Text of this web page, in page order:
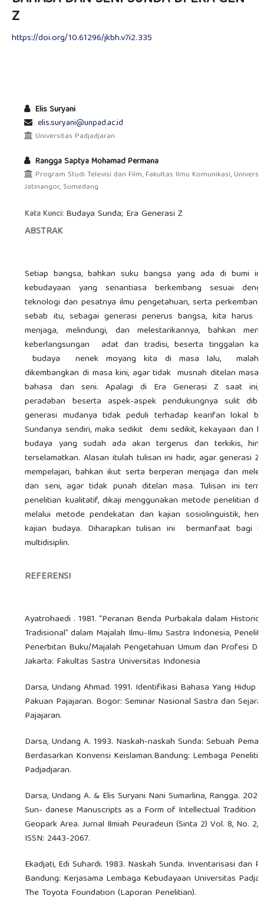
Z
https://doi.org/10.61296/jkbh.v7i2.335
Elis Suryani
elis.suryani@unpad.ac.id
Universitas Padjadjaran
Rangga Saptya Mohamad Permana
Program Studi Televisi dan Film, Fakultas Ilmu Komunikasi,
Jatinangor, Sumedang
Kata Kunci: Budaya Sunda; Era Generasi Z
ABSTRAK
Setiap bangsa, bahkan suku bangsa yang ada di bumi
kebudayaan yang senantiasa berkembang sesuai
teknologi dan pesatnya ilmu pengetahuan, serta
sebab itu, sebagai generasi penerus bangsa, kita harus
menjaga, melindungi, dan melestarikannya, bahkan
keberlangsungan adat dan tradisi, beserta tinggalan
budaya nenek moyang kita di masa lalu,
dikembangkan di masa kini, agar tidak musnah ditelan
bahasa dan seni. Apalagi di Era Generasi Z saat ini,
peradaban beserta aspek-aspek pendukungnya sulit
generasi mudanya tidak peduli terhadap kearifan lokal
Sundanya sendiri, maka sedikit demi sedikit, kekayaan dan
budaya yang sudah ada akan tergerus dan terkikis,
terselamatkan. Alasan itulah tulisan ini hadir, agar generasi Z
mempelajari, bahkan ikut serta berperan menjaga dan
dan seni, agar tidak punah ditelan masa. Tulisan ini
penelitian kualitatif, dikaji menggunakan metode penelitian
melalui metode pendekatan dan kajian sosiolinguistik,
kajian budaya. Diharapkan tulisan ini bermanfaat bagi
multidisiplin.
REFERENSI
Ayatrohaedi . 1981. “Peranan Benda Purbakala dalam
Tradisional” dalam Majalah Ilmu-Ilmu Sastra Indonesia,
Penerbitan Buku/Majalah Pengetahuan Umum dan Profesi
Jakarta: Fakultas Sastra Universitas Indonesia
Darsa, Undang Ahmad. 1991. Identifikasi Bahasa Yang Hidup
Pakuan Pajajaran. Bogor: Seminar Nasional Sastra dan
Pajajaran.
Darsa, Undang A. 1993. Naskah-naskah Sunda: Sebuah
Berdasarkan Konvensi Keislaman.Bandung: Lembaga
Padjadjaran.
Darsa, Undang A. & Elis Suryani Nani Sumarlina, Rangga.
Sun- danese Manuscripts as a Form of Intellectual Tradition
Geopark Area. Jurnal Ilmiah Peuradeun (Sinta 2) Vol. 8, No. 2,
ISSN: 2443-2067.
Ekadjati, Edi Suhardi. 1983. Naskah Sunda. Inventarisasi dan
Bandung: Kerjasama Lembaga Kebudayaan Universitas
The Toyota Foundation (Laporan Penelitian).